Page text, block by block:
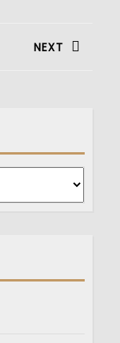
NEXT